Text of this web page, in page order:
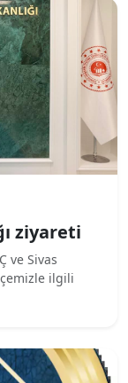
ziyareti
ve Sivas
ilgili